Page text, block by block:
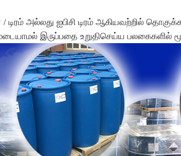
டிரம் அல்லது ஐபிசி டிரம் ஆகியவற்றில்
இருப்பதை உறுதிசெய்ய பலகைகளில்